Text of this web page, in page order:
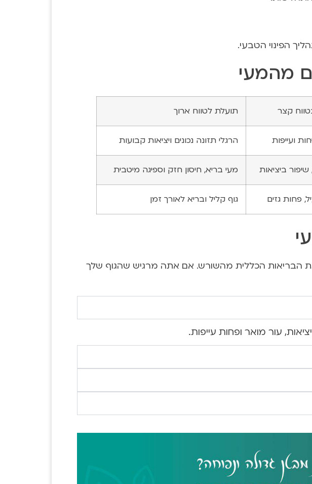
הפינוי הטבעי.
מהמעי
קצר תועלת לטווח ארוך
ועייפות הרגלי תזונה נכונים ויציאות קבועות
שיפור ביציאות מעי בריא, חיסון חזק וספיגה מיטבית
פחות גזים גוף קליל ובריא לאורך זמן
הבריאות הכללית מהשורש. אם אתה מרגיש שהגוף שלך